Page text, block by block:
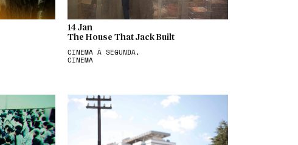
14 Jan
The House That Jack Built
CINEMA À SEGUNDA,
CINEMA